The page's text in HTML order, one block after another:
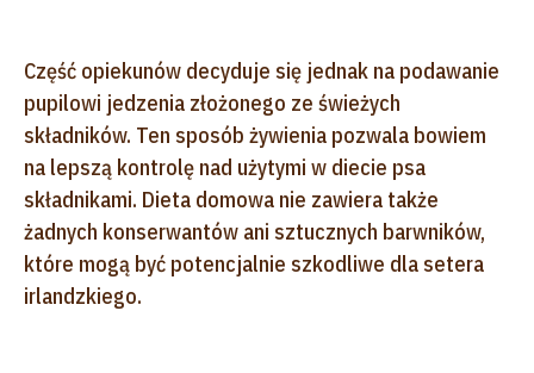
Część opiekunów decyduje się jednak na podawanie
pupilowi jedzenia złożonego ze świeżych
składników. Ten sposób żywienia pozwala bowiem
na lepszą kontrolę nad użytymi w diecie psa
składnikami. Dieta domowa nie zawiera także
żadnych konserwantów ani sztucznych barwników,
które mogą być potencjalnie szkodliwe dla setera
irlandzkiego.